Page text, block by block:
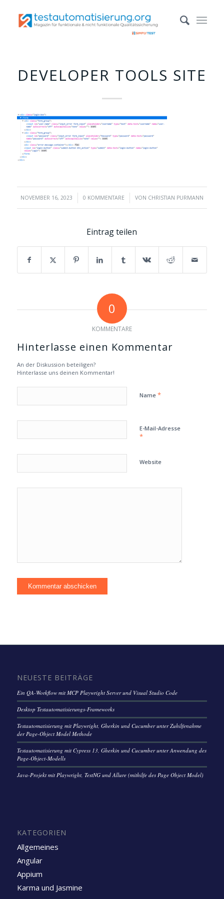
DEVELOPER TOOLS SITE
NOVEMBER 16, 2023
/ 0 KOMMENTARE
/ VON CHRISTIAN PURMANN
Eintrag teilen
0
KOMMENTARE
Hinterlasse einen Kommentar
An der Diskussion beteiligen?
Hinterlasse uns deinen Kommentar!
Name *
E-Mail-Adresse
*
Website
NEUESTE BEITRÄGE
Ein QA-Workflow mit MCP Playwright Server und Visual Studio Code
Desktop Testautomatisierungs-Frameworks
Testautomatisierung mit Playwright, Gherkin und Cucumber unter Zuhilfenahme
der Page-Object Model Methode
Testautomatisierung mit Cypress 13, Gherkin und Cucumber unter Anwendung des
Page-Object-Modells
Java-Projekt mit Playwright, TestNG und Allure (mithilfe des Page Object Model)
KATEGORIEN
Allgemeines
Angular
Appium
Karma und Jasmine